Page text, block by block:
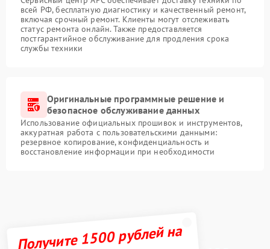
всей РФ, бесплатную диагностику и качественный ремонт,
включая срочный ремонт. Клиенты могут отслеживать
статус ремонта онлайн. Также предоставляется
постгарантийное обслуживание для продления срока
службы техники
Оригинальные программные решение и
безопасное обслуживание данных
Использование официальных прошивок и инструментов,
аккуратная работа с пользовательскими данными:
резервное копирование, конфиденциальность и
восстановление информации при необходимости
Получите 1500 рублей на